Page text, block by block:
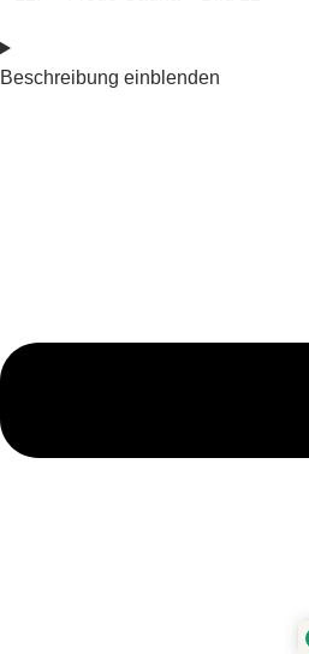
Beschreibung einblenden